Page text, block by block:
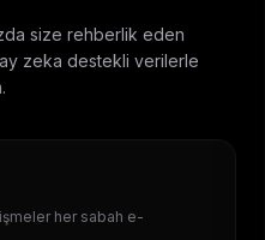
size rehberlik eden
zeka destekli verilerle
her sabah e-